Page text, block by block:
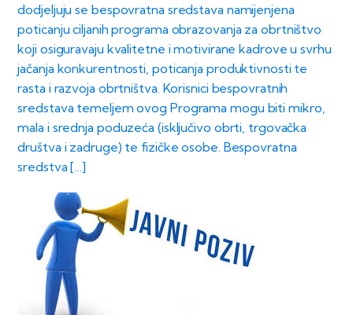
dodjeljuju se bespovratna sredstava namijenjena
poticanju ciljanih programa obrazovanja za obrtništvo
koji osiguravaju kvalitetne i motivirane kadrove u svrhu
jačanja konkurentnosti, poticanja produktivnosti te
rasta i razvoja obrtništva. Korisnici bespovratnih
sredstava temeljem ovog Programa mogu biti mikro,
mala i srednja poduzeća (isključivo obrti, trgovačka
društva i zadruge) te fizičke osobe. Bespovratna
sredstva […]